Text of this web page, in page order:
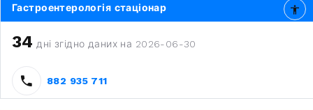
Гастроентерологія стаціонар
34 дні згідно даних на 2026-06-30
882 935 711